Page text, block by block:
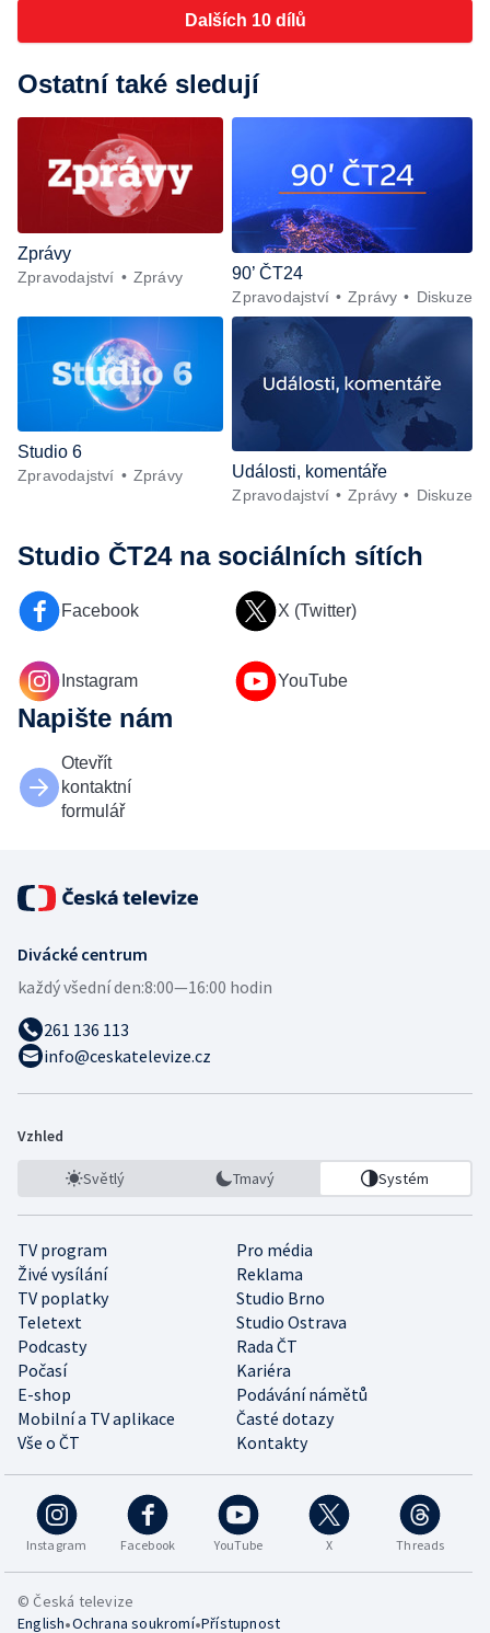
Dalších 10 dílů
Ostatní také sledují
Zprávy
Zpravodajství Zprávy 90’ ČT24
Zpravodajství Zprávy Diskuze
Studio 6
Zpravodajství Zprávy Události, komentáře
Zpravodajství Zprávy Diskuze
Studio ČT24 na sociálních sítích
Facebook X (Twitter)
Instagram YouTube
Napište nám
Otevřít
kontaktní
formulář
Divácké centrum
každý všední den:8:00—16:00 hodin
261 136 113
info@ceskatelevize.cz
Vzhled
Světlý Tmavý Systém
TV program
Pro média
Živé vysílání
Reklama
TV poplatky
Studio Brno
Teletext
Studio Ostrava
Podcasty
Rada ČT
Počasí
Kariéra
E-shop
Podávání námětů
Mobilní a TV aplikace
Časté dotazy
Vše o ČT
Kontakty
Instagram Facebook YouTube X Threads
© Česká televize
English•Ochrana soukromí•Přístupnost